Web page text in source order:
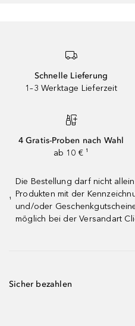
Schnelle Lieferung
1–3 Werktage Lieferzeit
4 Gratis-Proben nach Wahl
ab 10 € ¹
¹
Die Bestellung darf nicht
Produkten mit der
und/oder
möglich bei der Versandart
Sicher bezahlen